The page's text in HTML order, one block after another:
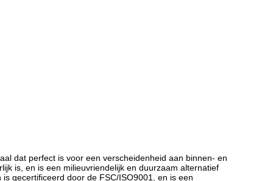
dat perfect is voor een verscheidenheid aan binnen- en
is, en is een milieuvriendelijk en duurzaam alternatief
gecertificeerd door de FSC/ISO9001, en is een